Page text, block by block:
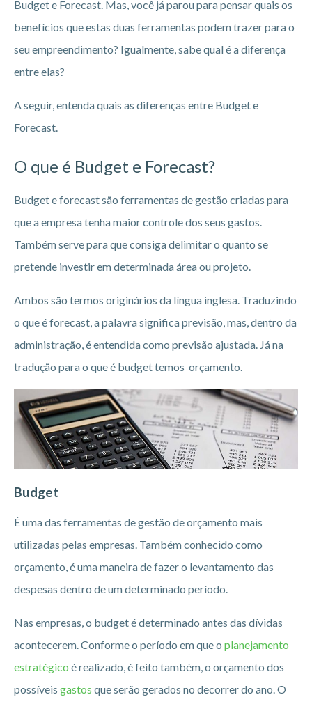
Budget e Forecast. Mas, você já parou para pensar quais os
benefícios que estas duas ferramentas podem trazer para o
seu empreendimento? Igualmente, sabe qual é a diferença
entre elas?
A seguir, entenda quais as diferenças entre Budget e
Forecast.
O que é Budget e Forecast?
Budget e forecast são ferramentas de gestão criadas para
que a empresa tenha maior controle dos seus gastos.
Também serve para que consiga delimitar o quanto se
pretende investir em determinada área ou projeto.
Ambos são termos originários da língua inglesa. Traduzindo
o que é forecast, a palavra significa previsão, mas, dentro da
administração, é entendida como previsão ajustada. Já na
tradução para o que é budget temos orçamento.
Budget
É uma das ferramentas de gestão de orçamento mais
utilizadas pelas empresas. Também conhecido como
orçamento, é uma maneira de fazer o levantamento das
despesas dentro de um determinado período.
Nas empresas, o budget é determinado antes das dívidas
acontecerem. Conforme o período em que o planejamento
estratégico é realizado, é feito também, o orçamento dos
possíveis gastos que serão gerados no decorrer do ano. O